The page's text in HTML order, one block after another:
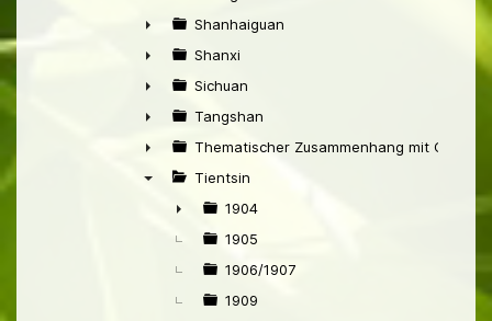
►
►
Shanhaiguan
►
Shanxi
►
Sichuan
►
Tangshan
►
Thematischer Zusammenhang mit China
Tientsin
►
1904
1905
1906/1907
1909